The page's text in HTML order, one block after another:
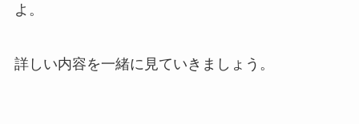
よ。
詳しい内容を一緒に見ていきましょう。